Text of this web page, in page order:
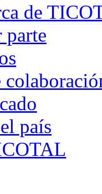
de
parte
país